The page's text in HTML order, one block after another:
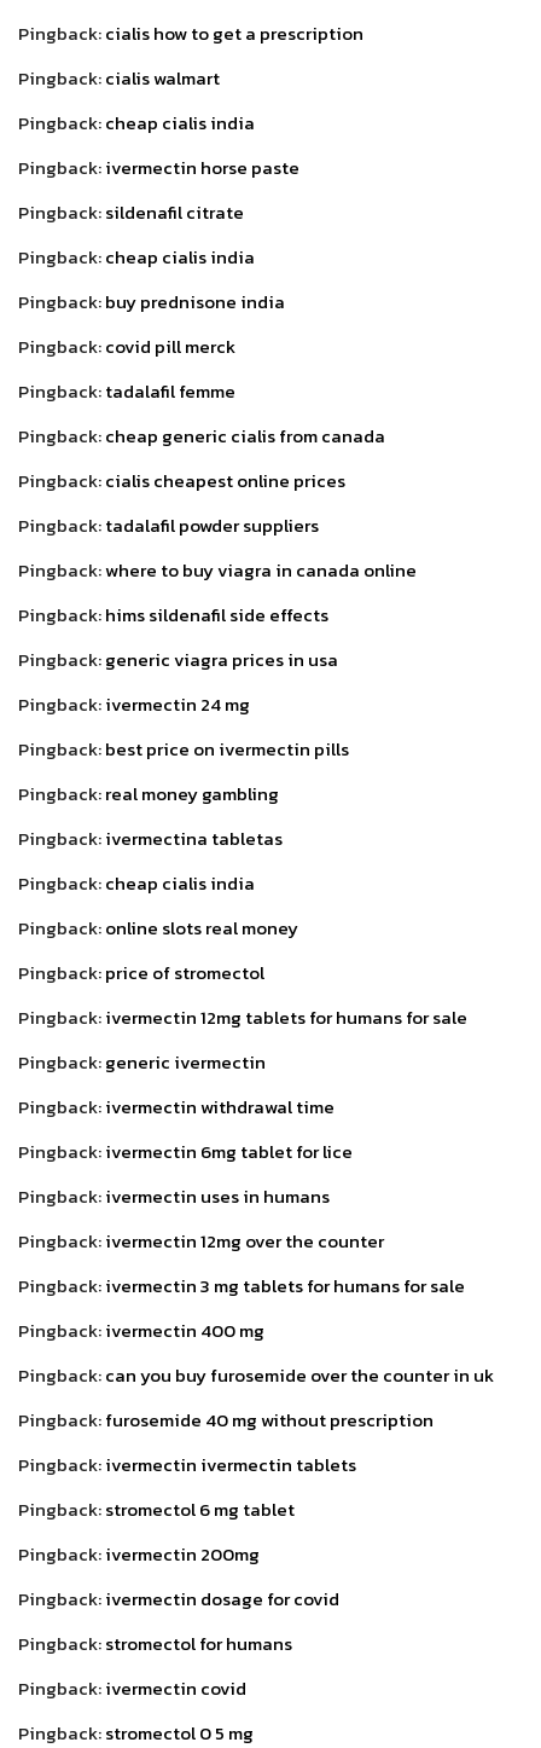
Pingback:cialis how to get a prescription
Pingback:cialis walmart
Pingback:cheap cialis india
Pingback:ivermectin horse paste
Pingback:sildenafil citrate
Pingback:cheap cialis india
Pingback:buy prednisone india
Pingback:covid pill merck
Pingback:tadalafil femme
Pingback:cheap generic cialis from canada
Pingback:cialis cheapest online prices
Pingback:tadalafil powder suppliers
Pingback:where to buy viagra in canada online
Pingback:hims sildenafil side effects
Pingback:generic viagra prices in usa
Pingback:ivermectin 24 mg
Pingback:best price on ivermectin pills
Pingback:real money gambling
Pingback:ivermectina tabletas
Pingback:cheap cialis india
Pingback:online slots real money
Pingback:price of stromectol
Pingback:ivermectin 12mg tablets for humans for sale
Pingback:generic ivermectin
Pingback:ivermectin withdrawal time
Pingback:ivermectin 6mg tablet for lice
Pingback:ivermectin uses in humans
Pingback:ivermectin 12mg over the counter
Pingback:ivermectin 3 mg tablets for humans for sale
Pingback:ivermectin 400 mg
Pingback:can you buy furosemide over the counter in uk
Pingback:furosemide 40 mg without prescription
Pingback:ivermectin ivermectin tablets
Pingback:stromectol 6 mg tablet
Pingback:ivermectin 200mg
Pingback:ivermectin dosage for covid
Pingback:stromectol for humans
Pingback:ivermectin covid
Pingback:stromectol 0 5 mg